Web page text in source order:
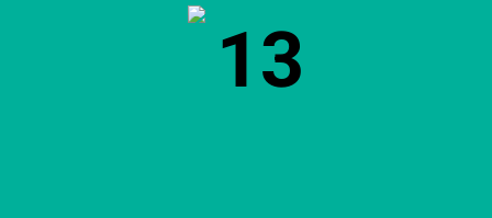
13